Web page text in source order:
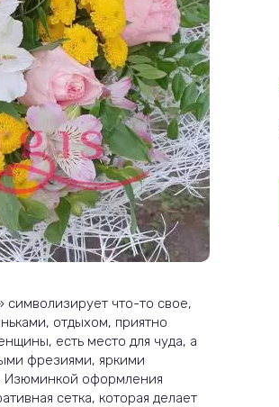
что-то свое,
отдыхом, приятно
есть место для чуда, а
фрезиями, яркими
Изюминкой оформления
сетка, которая делает